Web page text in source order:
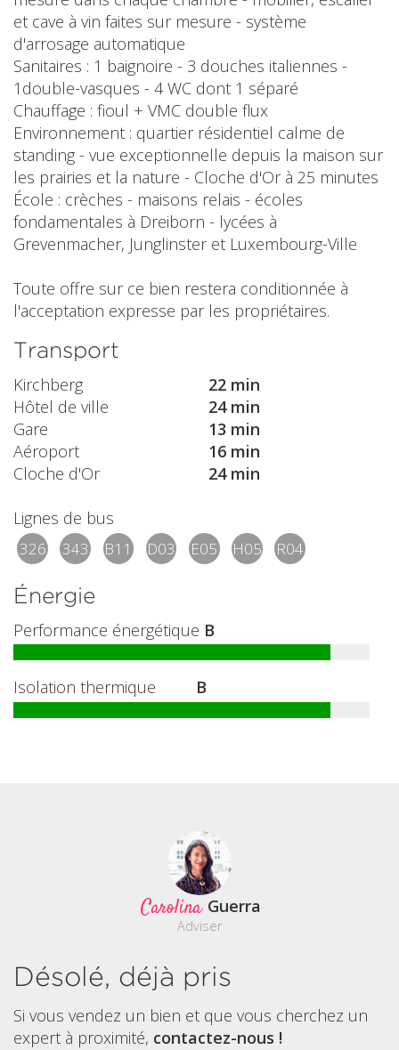
et cave à vin faites sur mesure - système
d'arrosage automatique
Sanitaires : 1 baignoire - 3 douches italiennes -
1double-vasques - 4 WC dont 1 séparé
Chauffage : fioul + VMC double flux
Environnement : quartier résidentiel calme de
standing - vue exceptionnelle depuis la maison sur
les prairies et la nature - Cloche d'Or à 25 minutes
École : crèches - maisons relais - écoles
fondamentales à Dreiborn - lycées à
Grevenmacher, Junglinster et Luxembourg-Ville
Toute offre sur ce bien restera conditionnée à
l'acceptation expresse par les propriétaires.
Transport
Kirchberg
22 min
Hôtel de ville
24 min
Gare
13 min
Aéroport
16 min
Cloche d'Or
24 min
Lignes de bus
326 343 B11 D03 E05 H05 R04
Énergie
Performance énergétique B
Isolation thermique B
Carolina Guerra
Adviser
Désolé, déjà pris
Si vous vendez un bien et que vous cherchez un
expert à proximité, contactez-nous !